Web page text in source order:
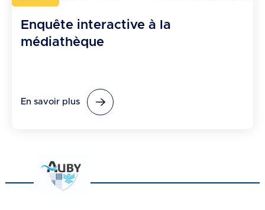
Enquête interactive à la
médiathèque
En savoir plus